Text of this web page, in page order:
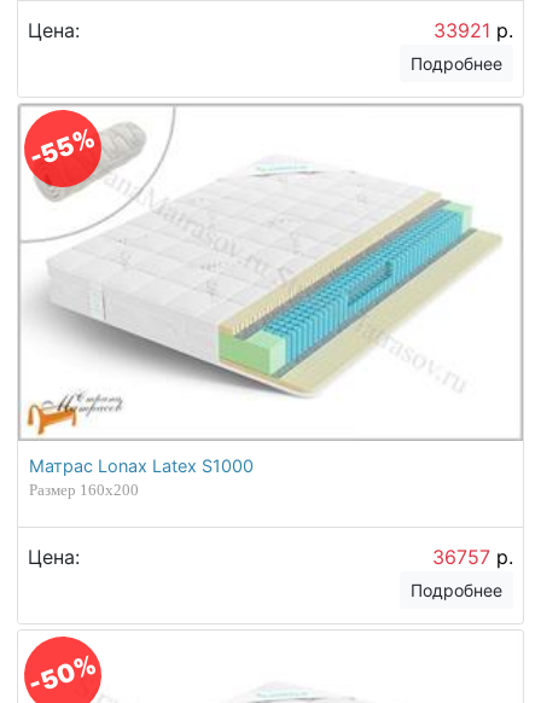
Цена: 33921 р.
Подробнее
-55%
Матрас Lonax Latex S1000
Размер 160х200
Цена: 36757 р.
Подробнее
-50%